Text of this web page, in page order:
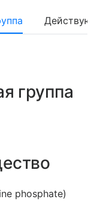
группа
phosphate)